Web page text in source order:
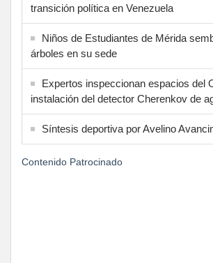
transición política en Venezuela
Niños de Estudiantes de Mérida
árboles en su sede
Expertos inspeccionan espacios del
instalación del detector Cherenkov de
Síntesis deportiva por Avelino
Contenido Patrocinado